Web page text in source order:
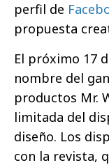
perfil de
propuesta
El próximo 17
nombre del
productos Mr.
limitada del
diseño. Los
con la revista,